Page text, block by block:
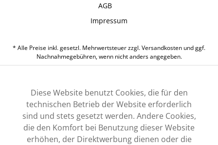
AGB
Impressum
* Alle Preise inkl. gesetzl. Mehrwertsteuer zzgl.Versandkosten und ggf.
Nachnahmegebühren, wenn nicht anders angegeben.
Diese Website benutzt Cookies, die für den
technischen Betrieb der Website erforderlich
sind und stets gesetzt werden. Andere Cookies,
die den Komfort bei Benutzung dieser Website
erhöhen, der Direktwerbung dienen oder die